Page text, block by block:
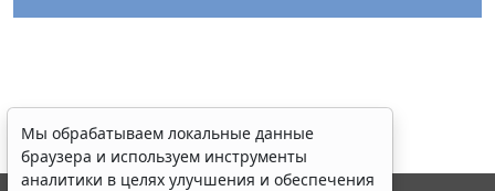
Мы обрабатываем локальные данные
браузера и используем инструменты
аналитики в целях улучшения и обеспечения